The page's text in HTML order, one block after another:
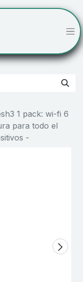
1 pack: wi-fi 6
para todo el
-